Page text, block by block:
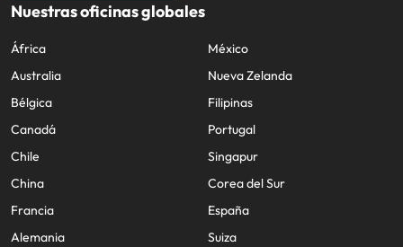
Nuestras oficinas globales
África
Australia
Bélgica
Canadá
Chile
China
Francia
Alemania
México
Nueva Zelanda
Filipinas
Portugal
Singapur
Corea del Sur
España
Suiza